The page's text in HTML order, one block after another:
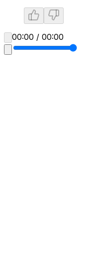
00:00 / 00:00